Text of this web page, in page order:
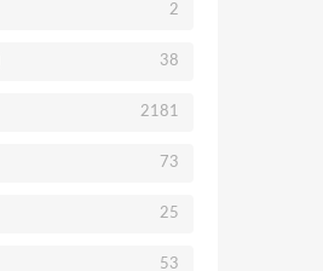
2
38
2181
73
25
53